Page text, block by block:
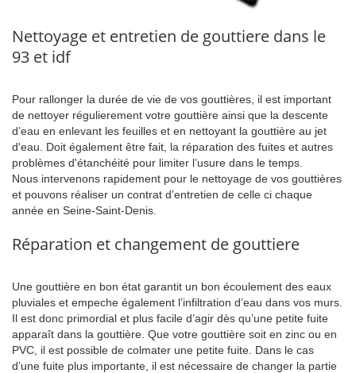
Nettoyage et entretien de gouttiere dans le
93 et idf
Pour rallonger la durée de vie de vos gouttières, il est important
de nettoyer régulierement votre gouttière ainsi que la descente
d’eau en enlevant les feuilles et en nettoyant la gouttière au jet
d'eau. Doit également être fait, la réparation des fuites et autres
problèmes d'étanchéité pour limiter l’usure dans le temps.
Nous intervenons rapidement pour le nettoyage de vos gouttières
et pouvons réaliser un contrat d’entretien de celle ci chaque
année en Seine-Saint-Denis.
Réparation et changement de gouttiere
Une gouttière en bon état garantit un bon écoulement des eaux
pluviales et empeche également l’infiltration d’eau dans vos murs.
Il est donc primordial et plus facile d’agir dès qu’une petite fuite
apparaît dans la gouttière. Que votre gouttière soit en zinc ou en
PVC, il est possible de colmater une petite fuite. Dans le cas
d’une fuite plus importante, il est nécessaire de changer la partie